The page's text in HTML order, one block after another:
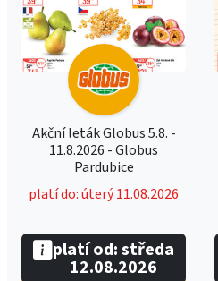
Akční leták Globus 5.8. -
11.8.2026 - Globus
Pardubice
platí do: úterý 11.08.2026
platí od: středa
12.08.2026